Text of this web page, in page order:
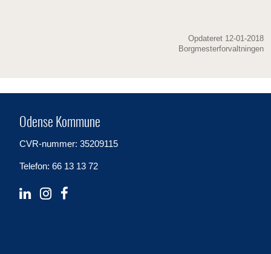
Opdateret 12-01-2018
Borgmesterforvaltningen
Odense Kommune
CVR-nummer: 35209115
Telefon: 66 13 13 72